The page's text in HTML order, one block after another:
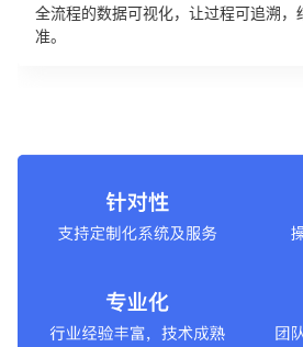
全流程的数据可视化，让过程可追溯，
准。